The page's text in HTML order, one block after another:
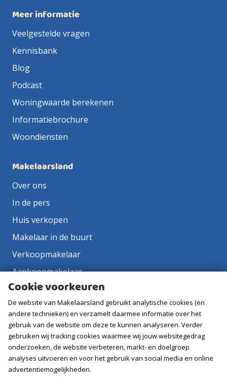
Meer informatie
Veelgestelde vragen
Kennisbank
Blog
Podcast
Woningwaarde berekenen
Informatiebrochure
Woondiensten
Makelaarsland
Over ons
In de pers
Huis verkopen
Makelaar in de buurt
Verkoopmakelaar
Aankoopmakelaar
Contact
Vacatures
Volg ons
Cookie voorkeuren
De website van Makelaarsland gebruikt analytische cookies (en
andere technieken) en verzamelt daarmee informatie over het
gebruik van de website om deze te kunnen analyseren. Verder
gebruiken wij tracking cookies waarmee wij jouw websitegedrag
onderzoeken, de website verbeteren, markt- en doelgroep
analyses uitvoeren en voor het gebruik van social media en online
advertentiemogelijkheden.